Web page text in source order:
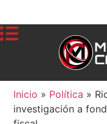
Inicio » Política »
investigación a